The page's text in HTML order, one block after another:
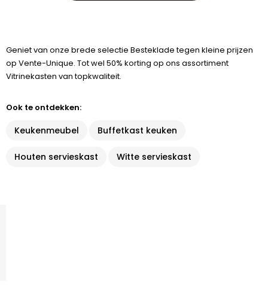
Geniet van onze brede selectie Besteklade tegen kleine prijzen
op Vente-Unique. Tot wel 50% korting op ons assortiment
Vitrinekasten van topkwaliteit.
Ook te ontdekken:
Keukenmeubel Buffetkast keuken
Houten servieskast Witte servieskast